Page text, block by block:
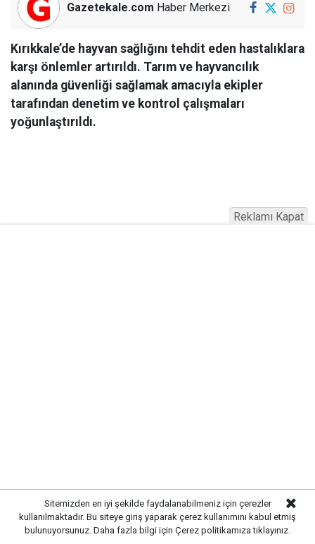
Gazetekale.com Haber Merkezi
Kırıkkale’de hayvan sağlığını tehdit eden hastalıklara
karşı önlemler artırıldı. Tarım ve hayvancılık
alanında güvenliği sağlamak amacıyla ekipler
tarafından denetim ve kontrol çalışmaları
yoğunlaştırıldı.
KIRIKKALE’DE HAYVAN SAĞLIĞI
İÇİN ÖNLEMLER ARTIRILDI
Sitemizden en iyi şekilde faydalanabilmeniz için çerezler
kullanılmaktadır. Bu siteye giriş yaparak çerez kullanımını kabul etmiş
bulunuyorsunuz. Daha fazla bilgi için Çerez politikamıza tıklayınız.
Reklamı Kapat